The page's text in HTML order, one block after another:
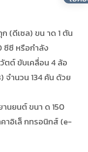
(ดีเซล) ขน าด 1 ตัน
ซีซี หรือกำลัง
ตต์ ขับเคลื่อน 4 ล้อ
จำนวน 134 คัน ด้วย
นยนต์ ขนา ด 150
าอิเล็ กทรอนิกส์ (e-